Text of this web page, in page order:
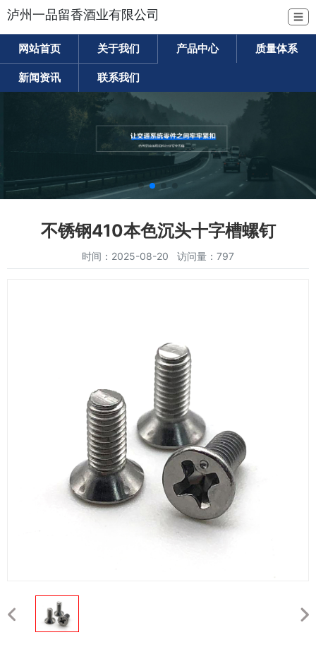
泸州一品留香酒业有限公司 ☰
网站首页 关于我们 产品中心 质量体系
新闻资讯 联系我们
不锈钢410本色沉头十字槽螺钉
时间：2025-08-20 访问量：797